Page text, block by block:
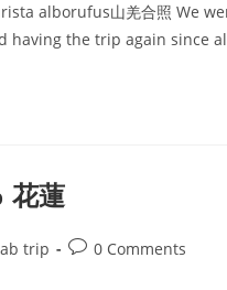
alborufus山羌合照 We
having the trip again since
花蓮
trip 0 Comments